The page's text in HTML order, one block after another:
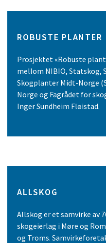
ROBUSTE PLANTER
Prosjektet «Robuste
mellom NIBIO, Statskog,
Skogplanter Midt-Norge
Norge og Fagrådet for
Inger Sundheim Fløistad.
ALLSKOG
Allskog er et samvirke av
skogeierlag i Møre og
og Troms.